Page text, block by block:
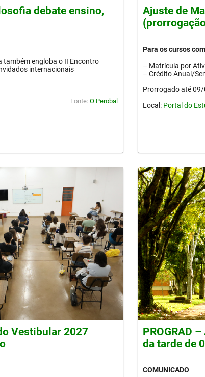
debate ensino,
também engloba o II Encontro
internacionais
Fonte: O Perobal
Ajuste de
Para os cursos
– Matrícula por
– Crédito Anual/
Prorrogado até
Local: Portal do
Vestibular 2027
PROGRAD
da tarde de
COMUNICADO